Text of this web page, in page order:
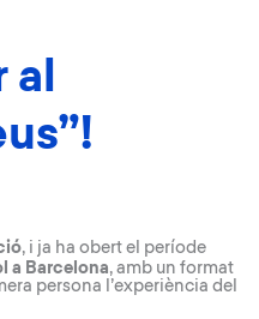
al
, i ja ha obert el període
a Barcelona, amb un format
persona l’experiència del